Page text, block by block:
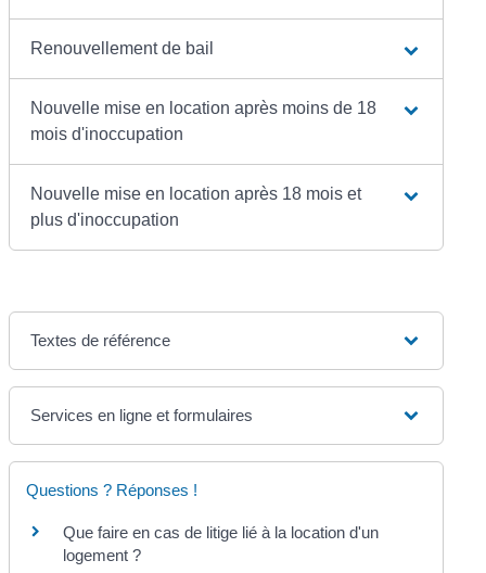
Renouvellement de bail
Nouvelle mise en location après moins de 18
mois d'inoccupation
Nouvelle mise en location après 18 mois et
plus d'inoccupation
Textes de référence
Services en ligne et formulaires
Questions ? Réponses !
Que faire en cas de litige lié à la location d'un
logement ?